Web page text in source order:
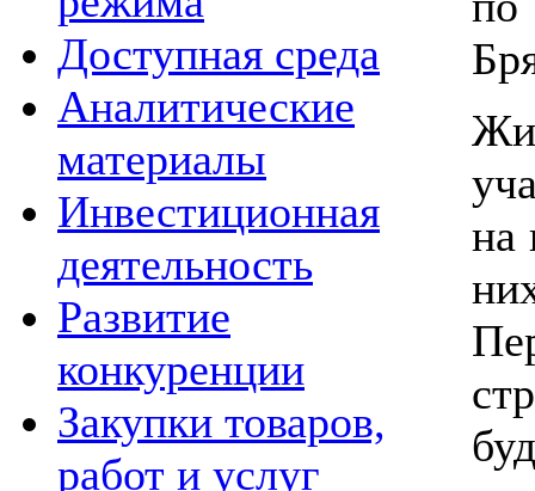
Доступная среда
Аналитические
материалы
Инвестиционная
деятельность
Развитие
конкуренции
Закупки товаров,
работ и услуг
на